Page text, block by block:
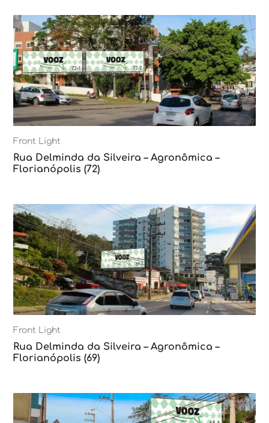
Front Light
Rua Delminda da Silveira – Agronômica –
Florianópolis (72)
Front Light
Rua Delminda da Silveira – Agronômica –
Florianópolis (69)